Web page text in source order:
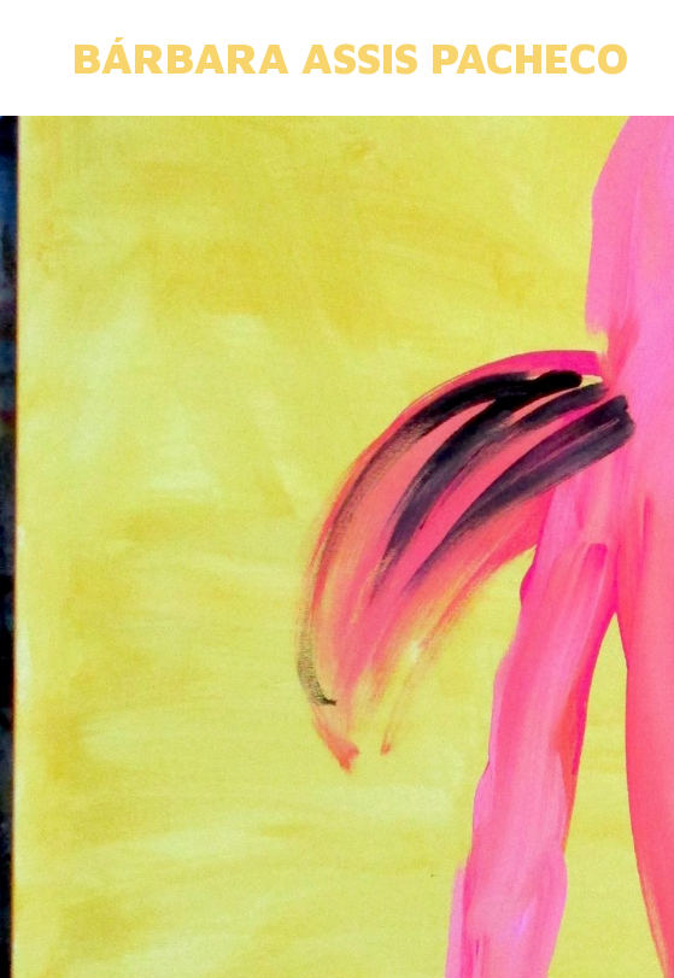
BÁRBARA ASSIS PACHECO